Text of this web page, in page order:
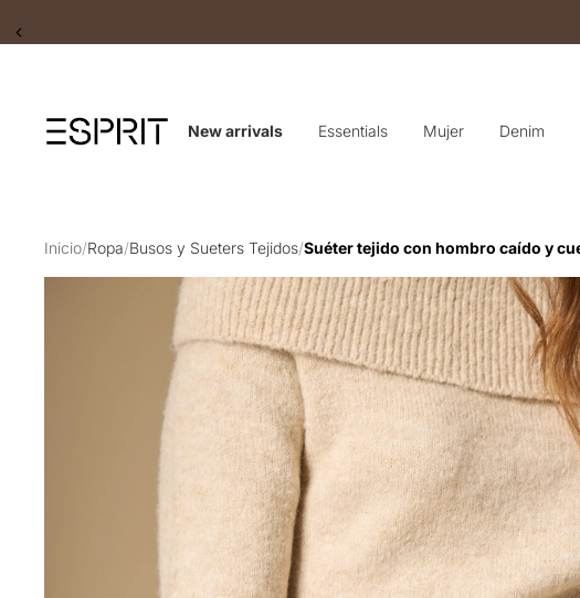
New arrivals Essentials Mujer Denim
Inicio/Ropa/Busos y Sueters Tejidos/Suéter tejido con hombro caído y